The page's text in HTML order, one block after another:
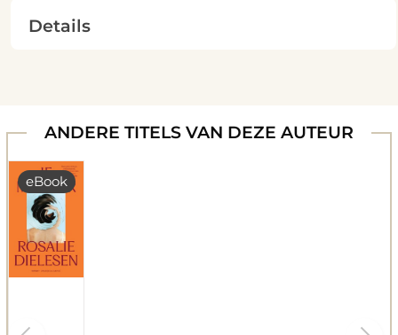
Details
ANDERE TITELS VAN DEZE AUTEUR
eBook